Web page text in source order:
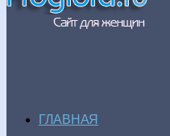
ГЛАВНАЯ